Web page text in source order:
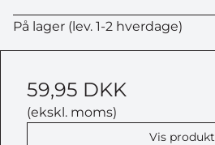
På lager (lev. 1-2 hverdage)
59,95 DKK
(ekskl. moms)
Vis produkt